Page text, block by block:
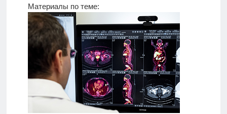
Материалы по теме: